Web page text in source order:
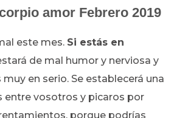
amor Febrero 2019
este mes. Si estás en
de mal humor y nerviosa y
en serio. Se establecerá una
entre vosotros y picaros por
porque podrías